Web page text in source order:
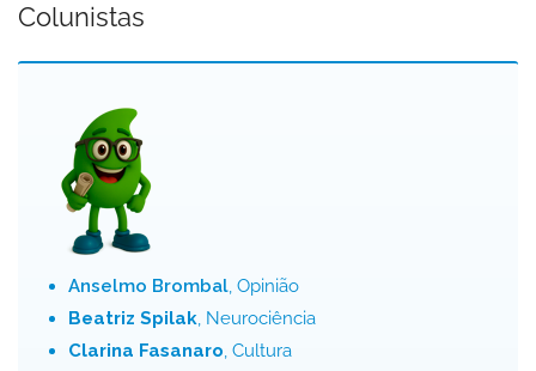
Colunistas
Anselmo Brombal, Opinião
Beatriz Spilak, Neurociência
Clarina Fasanaro, Cultura